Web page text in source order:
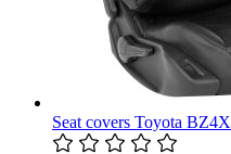
Seat covers Toyota BZ4X